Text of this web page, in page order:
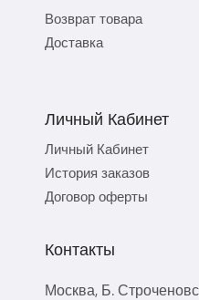
Возврат товара
Доставка
Личный Кабинет
Личный Кабинет
История заказов
Договор оферты
Контакты
Москва, Б.